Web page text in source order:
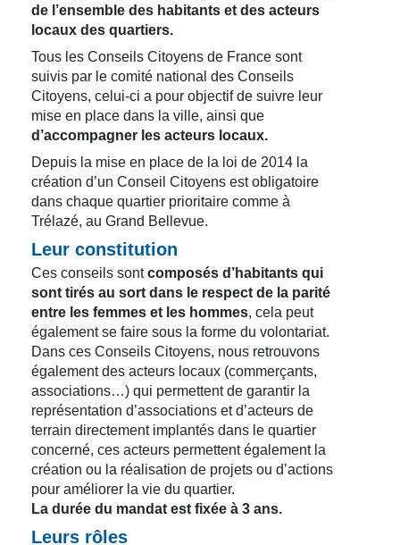
de l’ensemble des habitants et des acteurs
locaux des quartiers.
Tous les Conseils Citoyens de France sont
suivis par le comité national des Conseils
Citoyens, celui-ci a pour objectif de suivre leur
mise en place dans la ville, ainsi que
d’accompagner les acteurs locaux.
Depuis la mise en place de la loi de 2014 la
création d’un Conseil Citoyens est obligatoire
dans chaque quartier prioritaire comme à
Trélazé, au Grand Bellevue.
Leur constitution
Ces conseils sontcomposés d’habitants qui
sont tirés au sort dans le respect de la parité
entre les femmes et les hommes, cela peut
également se faire sous la forme du volontariat.
Dans ces Conseils Citoyens, nous retrouvons
également des acteurs locaux (commerçants,
associations…) qui permettent de garantir la
représentation d’associations et d’acteurs de
terrain directement implantés dans le quartier
concerné, ces acteurs permettent également la
création ou la réalisation de projets ou d’actions
pour améliorer la vie du quartier.
La durée du mandat est fixée à 3 ans.
Leurs rôles